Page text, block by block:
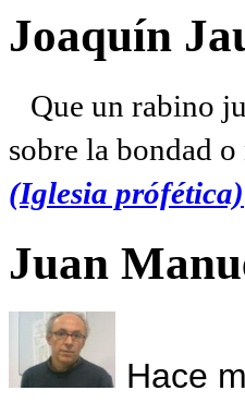
Joaquín
Que un rabino
sobre la bondad
(Iglesia prófética)
Juan
Hace